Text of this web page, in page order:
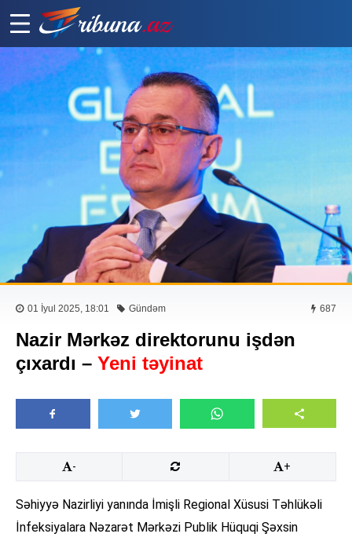
01 İyul 2025, 18:01 Gündəm 687
Nazir Mərkəz direktorunu işdən
çıxardı – Yeni təyinat
- +
Səhiyyə Nazirliyi yanında İmişli Regional Xüsusi Təhlükəli
İnfeksiyalara Nəzarət Mərkəzi Publik Hüquqi Şəxsin